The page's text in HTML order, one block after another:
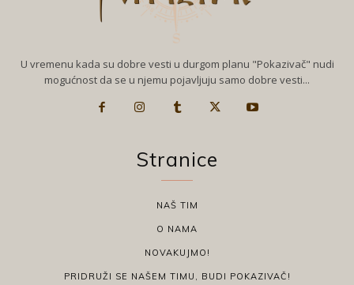
U vremenu kada su dobre vesti u durgom planu "Pokazivač" nudi
mogućnost da se u njemu pojavljuju samo dobre vesti...
Stranice
NAŠ TIM
O NAMA
NOVAKUJMO!
PRIDRUŽI SE NAŠEM TIMU, BUDI POKAZIVAČ!